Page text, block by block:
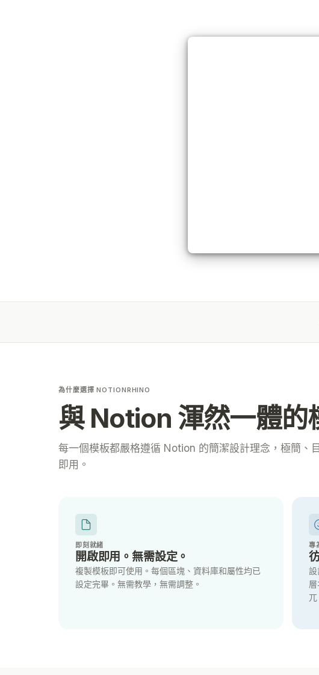
為什麼選擇 NOTIONRHINO
與 Notion 渾然一體的
每一個模板都嚴格遵循 Notion 的簡潔設計理念，極簡、
即用。
即刻就緒
開啟即用。無需設定。
複製模板即可使用。每個區塊、資料庫和屬性均已
設定完畢。無需教學，無需調整。
專
設
兀